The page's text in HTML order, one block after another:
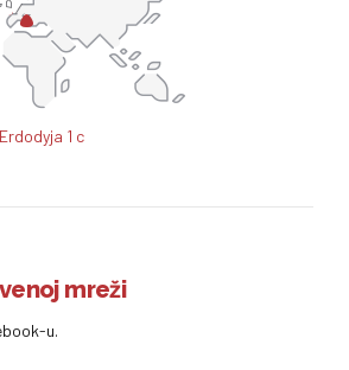
1 c
mreži
u.